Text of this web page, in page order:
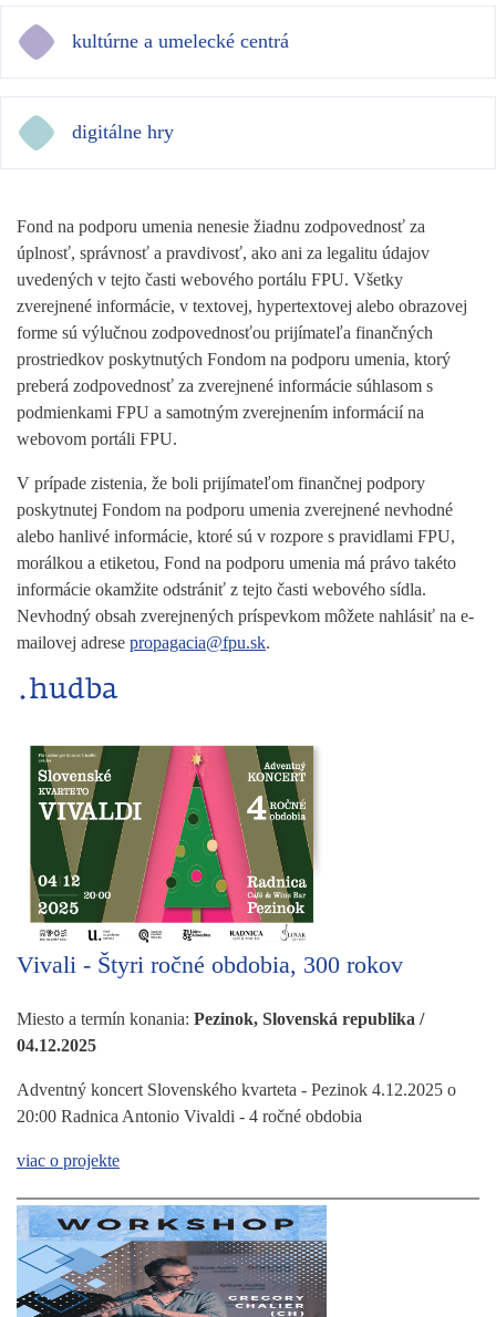
kultúrne a umelecké centrá
digitálne hry
Fond na podporu umenia nenesie žiadnu zodpovednosť za
úplnosť, správnosť a pravdivosť, ako ani za legalitu údajov
uvedených v tejto časti webového portálu FPU. Všetky
zverejnené informácie, v textovej, hypertextovej alebo obrazovej
forme sú výlučnou zodpovednosťou prijímateľa finančných
prostriedkov poskytnutých Fondom na podporu umenia, ktorý
preberá zodpovednosť za zverejnené informácie súhlasom s
podmienkami FPU a samotným zverejnením informácií na
webovom portáli FPU.
V prípade zistenia, že boli prijímateľom finančnej podpory
poskytnutej Fondom na podporu umenia zverejnené nevhodné
alebo hanlivé informácie, ktoré sú v rozpore s pravidlami FPU,
morálkou a etiketou, Fond na podporu umenia má právo takéto
informácie okamžite odstrániť z tejto časti webového sídla.
Nevhodný obsah zverejnených príspevkom môžete nahlásiť na e-
mailovej adrese propagacia@fpu.sk.
.hudba
Vivali - Štyri ročné obdobia, 300 rokov
Miesto a termín konania: Pezinok, Slovenská republika /
04.12.2025
Adventný koncert Slovenského kvarteta - Pezinok 4.12.2025 o
20:00 Radnica Antonio Vivaldi - 4 ročné obdobia
viac o projekte